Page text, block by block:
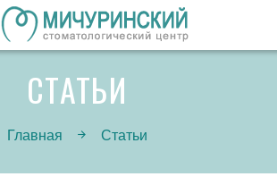
СТАТЬИ
Главная Статьи